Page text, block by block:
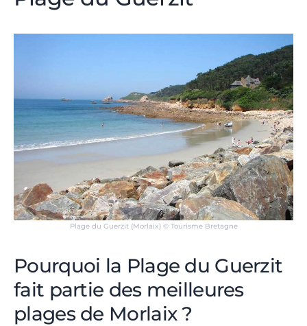
Plage du Guerzit (Morlaix) © Tourisme Bretagne
Pourquoi la Plage du Guerzit
fait partie des meilleures
plages de Morlaix ?